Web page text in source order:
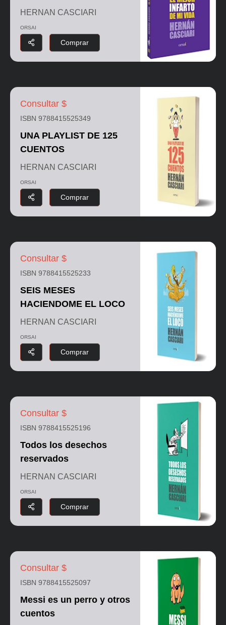
HERNAN CASCIARI
ORSAI
Comprar
Consultar $
ISBN 9788415525349
UNA PLAYLIST DE 125
CUENTOS
HERNAN CASCIARI
ORSAI
Comprar
Consultar $
ISBN 9788415525233
SEIS MESES
HACIENDOME EL LOCO
HERNAN CASCIARI
ORSAI
Comprar
Consultar $
ISBN 9788415525196
Todos los desechos
reservados
HERNAN CASCIARI
ORSAI
Comprar
Consultar $
ISBN 9788415525097
Messi es un perro y otros
cuentos